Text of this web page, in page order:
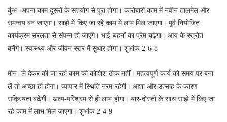
कुंभ- अपना काम दूसरों के सहयोग से पूरा होगा। कारोबारी काम में नवीन तालमेल और
समन्वय बन जाएगा। साझे में किए जा रहे काम में लाभ मिल जाएगा। पूर्व नियोजित
कार्यक्रम सरलता से संपन्न हो जाएंगे। भाई-बहनों का प्रेम बढ़ेगा। आय के स्त्रोत
बनेंगे। स्वास्थ्य और जीवन स्तर में सुधार होगा। शुभांक-2-6-8
मीन- ले देकर की जा रही काम की कोशिश ठीक नहीं। महत्वपूर्ण कार्य को समय पर बना
लें तो अच्छा ही होगा। व्यापार में स्थिति नरम रहेगी। आशा और उत्साह के कारण
सक्रियता बढ़ेगी। अल्प-परिश्रम से ही लाभ होगा। यार-दोस्तों के साथ साझे में किए जा
रहे काम में लाभ मिल जाएगा। शुभांक-2-4-9